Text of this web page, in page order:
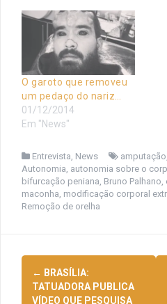
O garoto que removeu
um pedaço do nariz…
01/12/2014
Em "News"
Entrevista, News amputação
Autonomia, autonomia sobre o
bifurcação peniana, Bruno Palhano,
maconha, modificação corporal
Remoção de orelha
Navegação
de
← BRASÍLIA:
TATUADORA PUBLICA
VÍDEO QUE PESQUISA